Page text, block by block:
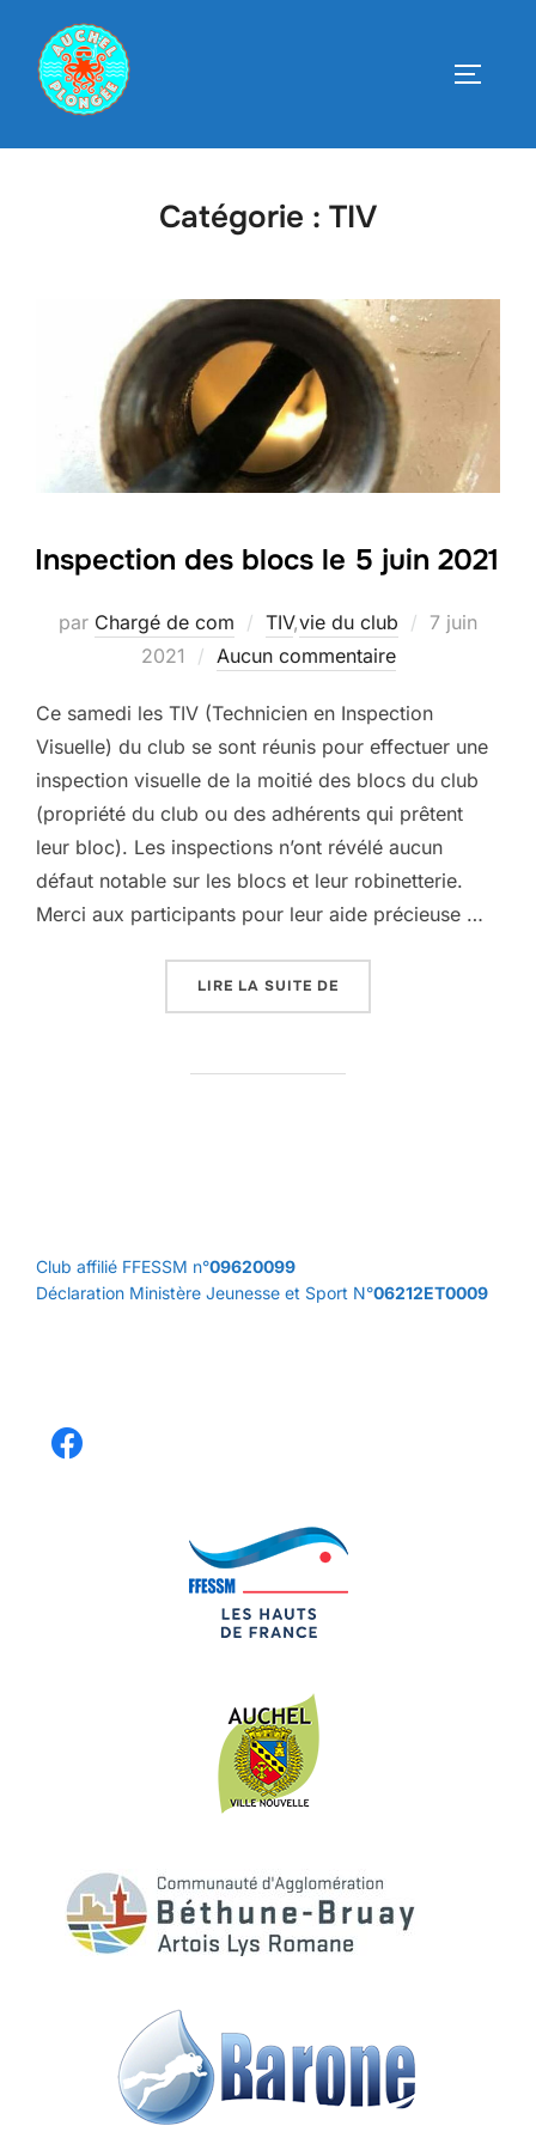
contenu
Catégorie : TIV
Inspection des blocs le 5 juin 2021
par Chargé de com TIV,vie du club
Publié
7 juin
2021
Aucun commentaire
Ce samedi les TIV (Technicien en Inspection
Visuelle) du club se sont réunis pour effectuer une
inspection visuelle de la moitié des blocs du club
(propriété du club ou des adhérents qui prêtent
leur bloc). Les inspections n’ont révélé aucun
défaut notable sur les blocs et leur robinetterie.
Merci aux participants pour leur aide précieuse …
LIRE LA SUITE DE
Club affilié FFESSM n°09620099
Déclaration Ministère Jeunesse et Sport N°06212ET0009